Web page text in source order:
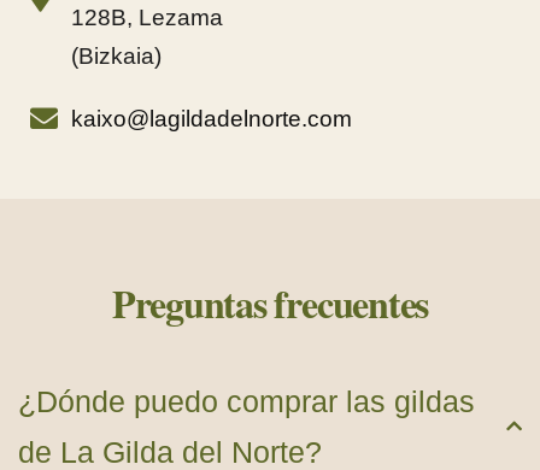
128B, Lezama
(Bizkaia)
kaixo@lagildadelnorte.com
Preguntas frecuentes
¿Dónde puedo comprar las gildas
de La Gilda del Norte?